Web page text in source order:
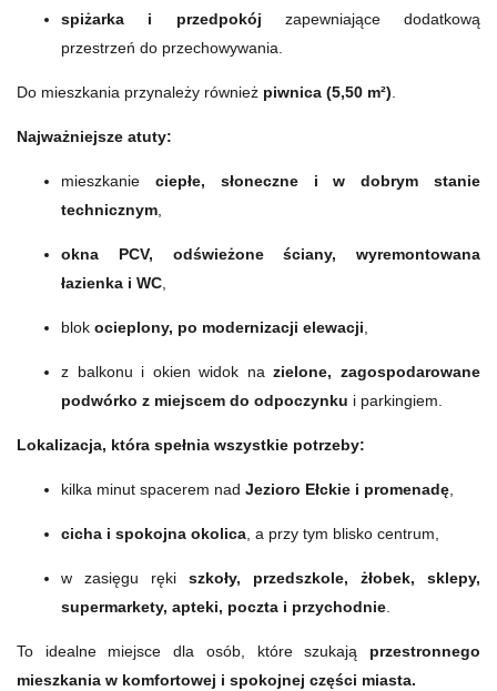
spiżarka i przedpokój zapewniające dodatkową
przestrzeń do przechowywania.
Do mieszkania przynależy również piwnica (5,50 m²)
Najważniejsze atuty:
mieszkanie ciepłe, słoneczne i w dobrym stanie
technicznym
okna PCV, odświeżone ściany, wyremontowana
łazienka i WC
blok ocieplony, po modernizacji elewacji
z balkonu i okien widok nazielone, zagospodarowane
podwórko z miejscem do odpoczynku i parkingiem.
Lokalizacja, która spełnia wszystkie potrzeby:
kilka minut spacerem nad Jezioro Ełckie i promenadę
cicha i spokojna okolica , a przy tym blisko centrum,
w zasięgu ręki szkoły, przedszkole, żłobek, sklepy,
supermarkety, apteki, poczta i przychodnie
To idealne miejsce dla osób, które szukają przestronnego
mieszkania w komfortowej i spokojnej części miasta.